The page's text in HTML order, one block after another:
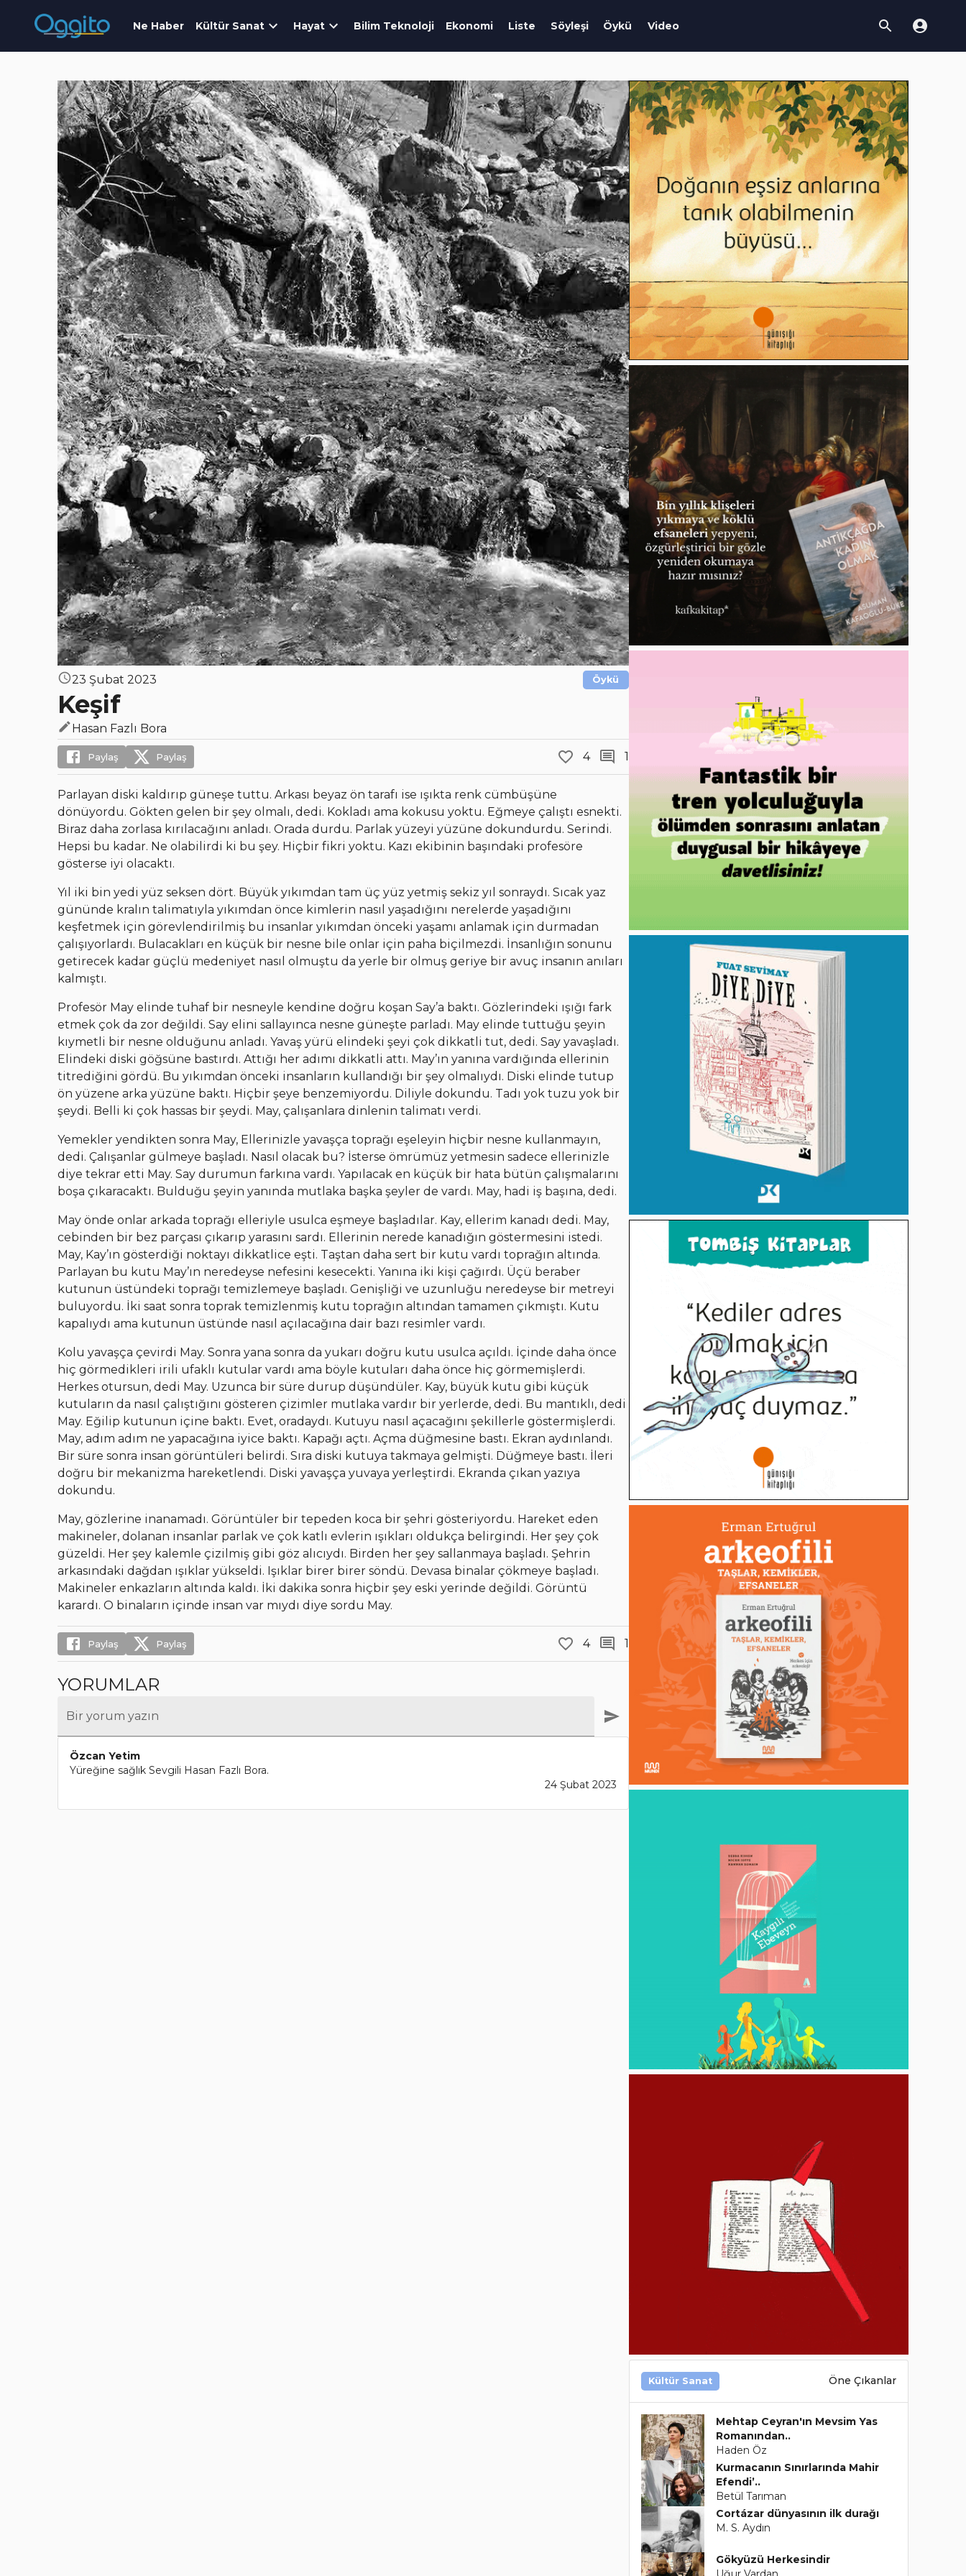
Ne Haber Kültür Sanat Hayat Bilim Teknoloji Ekonomi Liste Söyleşi Öykü Video
23 Şubat 2023 Öykü
Keşif
Hasan Fazlı Bora
Paylaş Paylaş 4 1
Parlayan diski kaldırıp güneşe tuttu. Arkası beyaz ön tarafı ise ışıkta renk cümbüşüne
dönüyordu. Gökten gelen bir şey olmalı, dedi. Kokladı ama kokusu yoktu. Eğmeye çalıştı esnekti.
Biraz daha zorlasa kırılacağını anladı. Orada durdu. Parlak yüzeyi yüzüne dokundurdu. Serindi.
Hepsi bu kadar. Ne olabilirdi ki bu şey. Hiçbir fikri yoktu. Kazı ekibinin başındaki profesöre
gösterse iyi olacaktı.
Yıl iki bin yedi yüz seksen dört. Büyük yıkımdan tam üç yüz yetmiş sekiz yıl sonraydı. Sıcak yaz
gününde kralın talimatıyla yıkımdan önce kimlerin nasıl yaşadığını nerelerde yaşadığını
keşfetmek için görevlendirilmiş bu insanlar yıkımdan önceki yaşamı anlamak için durmadan
çalışıyorlardı. Bulacakları en küçük bir nesne bile onlar için paha biçilmezdi. İnsanlığın sonunu
getirecek kadar güçlü medeniyet nasıl olmuştu da yerle bir olmuş geriye bir avuç insanın anıları
kalmıştı.
Profesör May elinde tuhaf bir nesneyle kendine doğru koşan Say’a baktı. Gözlerindeki ışığı fark
etmek çok da zor değildi. Say elini sallayınca nesne güneşte parladı. May elinde tuttuğu şeyin
kıymetli bir nesne olduğunu anladı. Yavaş yürü elindeki şeyi çok dikkatli tut, dedi. Say yavaşladı.
Elindeki diski göğsüne bastırdı. Attığı her adımı dikkatli attı. May’ın yanına vardığında ellerinin
titrediğini gördü. Bu yıkımdan önceki insanların kullandığı bir şey olmalıydı. Diski elinde tutup
ön yüzene arka yüzüne baktı. Hiçbir şeye benzemiyordu. Diliyle dokundu. Tadı yok tuzu yok bir
şeydi. Belli ki çok hassas bir şeydi. May, çalışanlara dinlenin talimatı verdi.
Yemekler yendikten sonra May, Ellerinizle yavaşça toprağı eşeleyin hiçbir nesne kullanmayın,
dedi. Çalışanlar gülmeye başladı. Nasıl olacak bu? İsterse ömrümüz yetmesin sadece ellerinizle
diye tekrar etti May. Say durumun farkına vardı. Yapılacak en küçük bir hata bütün çalışmalarını
boşa çıkaracaktı. Bulduğu şeyin yanında mutlaka başka şeyler de vardı. May, hadi iş başına, dedi.
May önde onlar arkada toprağı elleriyle usulca eşmeye başladılar. Kay, ellerim kanadı dedi. May,
cebinden bir bez parçası çıkarıp yarasını sardı. Ellerinin nerede kanadığın göstermesini istedi.
May, Kay’ın gösterdiği noktayı dikkatlice eşti. Taştan daha sert bir kutu vardı toprağın altında.
Parlayan bu kutu May’ın neredeyse nefesini kesecekti. Yanına iki kişi çağırdı. Üçü beraber
kutunun üstündeki toprağı temizlemeye başladı. Genişliği ve uzunluğu neredeyse bir metreyi
buluyordu. İki saat sonra toprak temizlenmiş kutu toprağın altından tamamen çıkmıştı. Kutu
kapalıydı ama kutunun üstünde nasıl açılacağına dair bazı resimler vardı.
Kolu yavaşça çevirdi May. Sonra yana sonra da yukarı doğru kutu usulca açıldı. İçinde daha önce
hiç görmedikleri irili ufaklı kutular vardı ama böyle kutuları daha önce hiç görmemişlerdi.
Herkes otursun, dedi May. Uzunca bir süre durup düşündüler. Kay, büyük kutu gibi küçük
kutuların da nasıl çalıştığını gösteren çizimler mutlaka vardır bir yerlerde, dedi. Bu mantıklı, dedi
May. Eğilip kutunun içine baktı. Evet, oradaydı. Kutuyu nasıl açacağını şekillerle göstermişlerdi.
May, adım adım ne yapacağına iyice baktı. Kapağı açtı. Açma düğmesine bastı. Ekran aydınlandı.
Bir süre sonra insan görüntüleri belirdi. Sıra diski kutuya takmaya gelmişti. Düğmeye bastı. İleri
doğru bir mekanizma hareketlendi. Diski yavaşça yuvaya yerleştirdi. Ekranda çıkan yazıya
dokundu.
May, gözlerine inanamadı. Görüntüler bir tepeden koca bir şehri gösteriyordu. Hareket eden
makineler, dolanan insanlar parlak ve çok katlı evlerin ışıkları oldukça belirgindi. Her şey çok
güzeldi. Her şey kalemle çizilmiş gibi göz alıcıydı. Birden her şey sallanmaya başladı. Şehrin
arkasındaki dağdan ışıklar yükseldi. Işıklar birer birer söndü. Devasa binalar çökmeye başladı.
Makineler enkazların altında kaldı. İki dakika sonra hiçbir şey eski yerinde değildi. Görüntü
karardı. O binaların içinde insan var mıydı diye sordu May.
Paylaş Paylaş 4 1
YORUMLAR
Bir yorum yazın
Özcan Yetim
Yüreğine sağlık Sevgili Hasan Fazlı Bora.
24 Şubat 2023
Kültür Sanat Öne Çıkanlar
Mehtap Ceyran'ın Mevsim Yas
Romanından..
Haden Öz
Kurmacanın Sınırlarında Mahir
Efendi’..
Betül Tarıman
Cortázar dünyasının ilk durağı
M. S. Aydın
Gökyüzü Herkesindir